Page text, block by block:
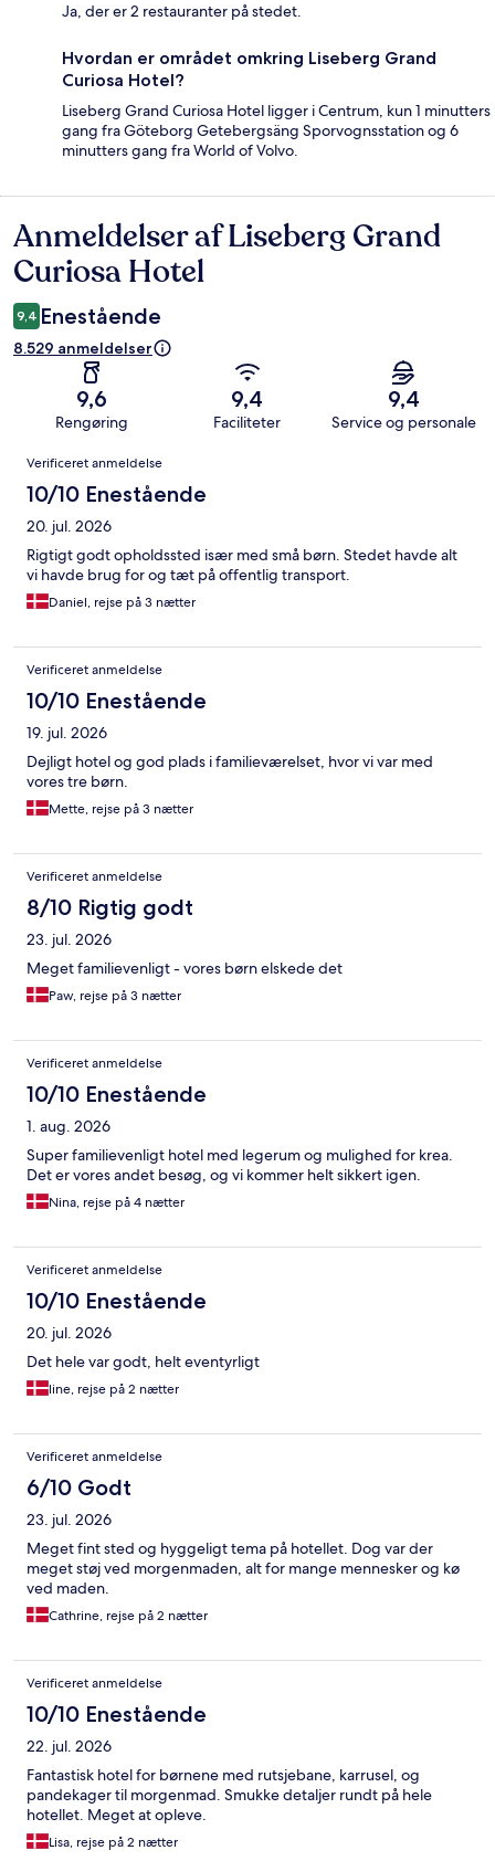
Ja, der er 2 restauranter på stedet.
Hvordan er området omkring Liseberg Grand
Curiosa Hotel?
Liseberg Grand Curiosa Hotel ligger i Centrum, kun 1 minutters
gang fra Göteborg Getebergsäng Sporvognsstation og 6
minutters gang fra World of Volvo.
Anmeldelser
Anmeldelser af Liseberg Grand
Curiosa Hotel
9,4 Enestående
8.529 anmeldelser
9,6
Rengøring
9,4
Faciliteter
9,4
Service og personale
Anmeldelser
Verificeret anmeldelse
10/10 Enestående
20. jul. 2026
Rigtigt godt opholdssted især med små børn. Stedet havde alt
vi havde brug for og tæt på offentlig transport.
Daniel, rejse på 3 nætter
Verificeret anmeldelse
10/10 Enestående
19. jul. 2026
Dejligt hotel og god plads i familieværelset, hvor vi var med
vores tre børn.
Mette, rejse på 3 nætter
Verificeret anmeldelse
8/10 Rigtig godt
23. jul. 2026
Meget familievenligt - vores børn elskede det
Paw, rejse på 3 nætter
Verificeret anmeldelse
10/10 Enestående
1. aug. 2026
Super familievenligt hotel med legerum og mulighed for krea.
Det er vores andet besøg, og vi kommer helt sikkert igen.
Nina, rejse på 4 nætter
Verificeret anmeldelse
10/10 Enestående
20. jul. 2026
Det hele var godt, helt eventyrligt
line, rejse på 2 nætter
Verificeret anmeldelse
6/10 Godt
23. jul. 2026
Meget fint sted og hyggeligt tema på hotellet. Dog var der
meget støj ved morgenmaden, alt for mange mennesker og kø
ved maden.
Cathrine, rejse på 2 nætter
Verificeret anmeldelse
10/10 Enestående
22. jul. 2026
Fantastisk hotel for børnene med rutsjebane, karrusel, og
pandekager til morgenmad. Smukke detaljer rundt på hele
hotellet. Meget at opleve.
Lisa, rejse på 2 nætter